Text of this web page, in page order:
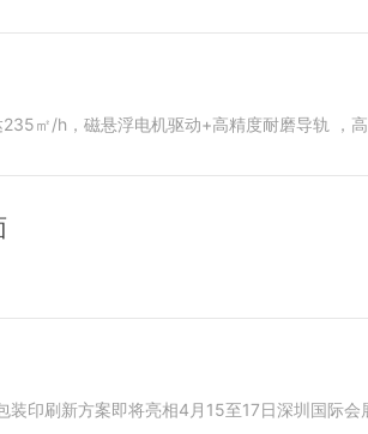
印刷新方案即将亮相4月15至17日深圳国际会